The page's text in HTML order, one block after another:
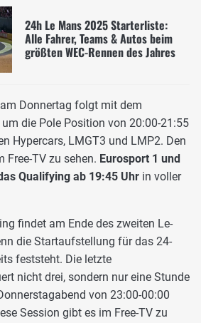
24h Le Mans 2025 Starterliste:
Alle Fahrer, Teams & Autos beim
größten WEC-Rennen des Jahres
Donnertag folgt mit dem
die Pole Position von 20:00-21:55
Hypercars, LMGT3 und LMP2. Den
Free-TV zu sehen. Eurosport 1 und
Qualifying ab 19:45 Uhr in voller
findet am Ende des zweiten Le-
die Startaufstellung für das 24-
feststeht. Die letzte
nicht drei, sondern nur eine Stunde
von 23:00-00:00
Session gibt es im Free-TV zu